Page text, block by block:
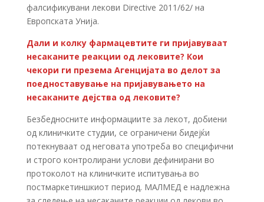
фалсификувани лекови Directive 2011/62/ на
Европската Унија.
Дали и колку фармацевтите ги пријавуваат
несаканите реакции од лековите? Кои
чекори ги презема Агенцијата во делот за
поедноставување на пријавувањето на
несаканите дејства од лековите?
Безбедносните информациите за лекот, добиени
од клиничките студии, се ограничени бидејќи
потекнуваат од неговата употреба во специфични
и строго контролирани услови дефинирани во
протоколот на клиничките испитувања во
постмаркетиншкиот период. МАЛМЕД е надлежна